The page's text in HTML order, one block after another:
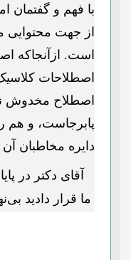
با فهم و گفتمان
از جهت
است. ازآنجاکه
اصطلاحات
اصطلاح مخدوش
پابرجاست، و هم
دایره مخاطبان
آقای دکتر در
ما قرار دادید